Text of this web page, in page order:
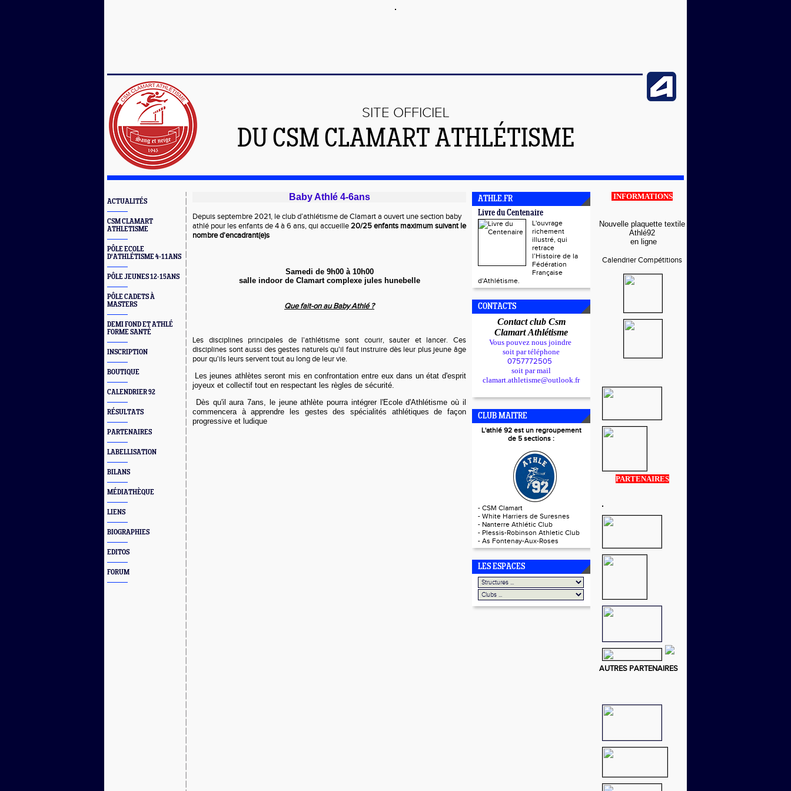
SITE OFFICIEL
DU CSM CLAMART ATHLÉTISME
ACTUALITÉS
CSM CLAMART
ATHLETISME
PÔLE ECOLE
D'ATHLÉTISME 4-11ANS
PÔLE JEUNES 12-15ANS
PÔLE CADETS À
MASTERS
DEMI FOND ET ATHLÉ
FORME SANTÉ
INSCRIPTION
BOUTIQUE
CALENDRIER 92
RÉSULTATS
PARTENAIRES
LABELLISATION
BILANS
MÉDIATHÈQUE
LIENS
BIOGRAPHIES
EDITOS
FORUM
Baby Athlé 4-6ans
Depuis septembre 2021, le club d’athlétisme de Clamart a ouvert une section baby
athlé pour les enfants de 4 à 6 ans, qui accueille20/25 enfants maximum suivant le
nombre d'encadrant(e)s
Samedi de 9h00 à 10h00
salle indoor de Clamart complexe jules hunebelle
Que fait-on au Baby Athlé ?
Les disciplines principales de l'athlétisme sont courir, sauter et lancer. Ces
disciplines sont aussi des gestes naturels qu'il faut instruire dès leur plus jeune âge
pour qu'ils leurs servent tout au long de leur vie.
Les jeunes athlètes seront mis en confrontation entre eux dans un état d'esprit
joyeux et collectif tout en respectant les règles de sécurité.
Dès qu'il aura 7ans, le jeune athlète pourra intégrer l'Ecole d'Athlétisme où il
commencera à apprendre les gestes des spécialités athlétiques de façon
progressive et ludique
ATHLE.FR
Livre du Centenaire
L'ouvrage
richement
illustré, qui
retrace
l’Histoire de la
Fédération
Française
d'Athlétisme.
CONTACTS
Contact club Csm
ClamartAthlétisme
Vous pouvez nous joindre
soit par téléphone
0757772505
soit par mail
clamart.athletisme@outlook.fr
CLUB MAITRE
L'athlé 92 est un regroupement
de 5 sections :
- CSM Clamart
- White Harriers de Suresnes
- Nanterre Athlétic Club
- Plessis-Robinson Athletic Club
- As Fontenay-Aux-Roses
LES ESPACES
INFORMATIONS
Nouvelle plaquette textile
Athlé92
en ligne
Calendrier Compétitions
PARTENAIRES
AUTRES PARTENAIRES